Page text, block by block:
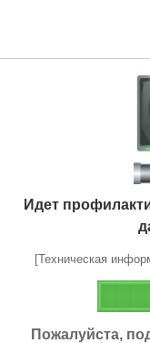
Идет
[Техническая
Пожалуйста,